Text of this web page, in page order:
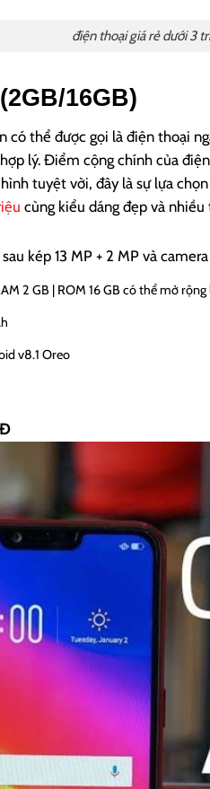
điện thoại giá rẻ dưới 3
16GB)
có thể được gọi là điện thoại
lý. Điểm cộng chính của
tuyệt vời, đây là sự lựa
cùng kiểu dáng đẹp và nhiều
kép 13 MP + 2 MP và
2 GB | ROM 16 GB có thể mở
v8.1 Oreo